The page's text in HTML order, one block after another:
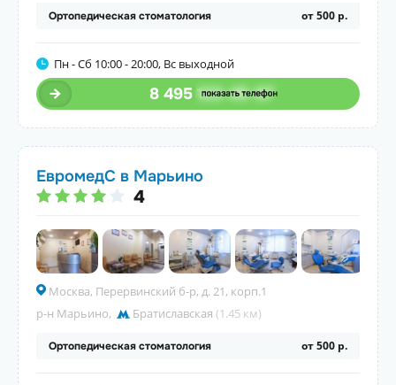
Ортопедическая стоматология от 500 р.
Пн - Сб 10:00 - 20:00, Вс выходной
8 495 123-45-67
ЕвромедС в Марьино
4
Москва, Перервинский б-р, д. 21, корп.1
р-н Марьино, Братиславская (1.45 км)
Ортопедическая стоматология от 500 р.